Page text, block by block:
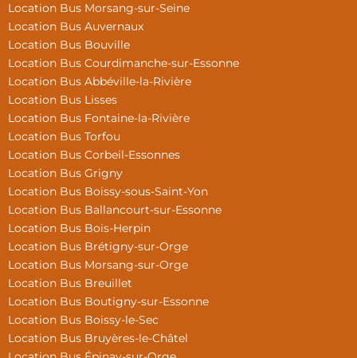
Location Bus Morsang-sur-Seine
Location Bus Auvernaux
Location Bus Bouville
Location Bus Courdimanche-sur-Essonne
Location Bus Abbéville-la-Rivière
Location Bus Lisses
Location Bus Fontaine-la-Rivière
Location Bus Torfou
Location Bus Corbeil-Essonnes
Location Bus Grigny
Location Bus Boissy-sous-Saint-Yon
Location Bus Ballancourt-sur-Essonne
Location Bus Bois-Herpin
Location Bus Brétigny-sur-Orge
Location Bus Morsang-sur-Orge
Location Bus Breuillet
Location Bus Boutigny-sur-Essonne
Location Bus Boissy-le-Sec
Location Bus Bruyères-le-Châtel